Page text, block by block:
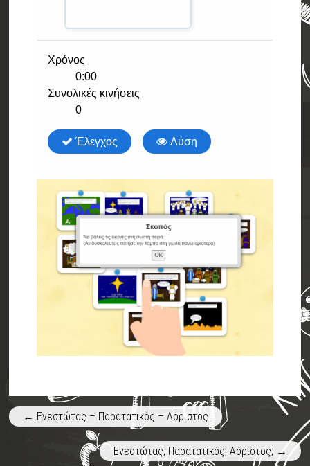
← Ενεστώτας – Παρατατικός – Αόριστος
Ενεστώτας; Παρατατικός; Αόριστος; →